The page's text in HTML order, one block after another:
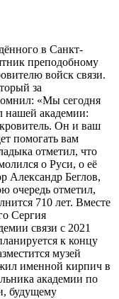
в Санкт-
преподобному
войск связи.
за
«Мы сегодня
нашей академии:
Он и ваш
помогать вам
отметил, что
о Руси, о её
Александр Беглов,
очередь отметил,
710 лет. Вместе
Сергия
связи с 2021
к концу
музей
именной кирпич в
академии по
будущему